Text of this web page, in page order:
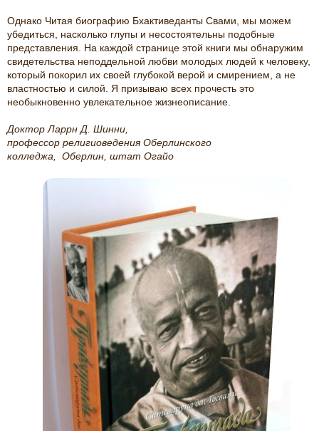
Однако Читая биографию Бхактиведанты Свами, мы можем
убедиться, насколько глупы и несостоятельны подобные
представления. На каждой странице этой книги мы обнаружим
свидетельства неподдельной любви молодых людей к человеку,
который покорил их своей глубокой верой и смирением, а не
властностью и силой. Я призываю всех прочесть это
необыкновенно увлекательное жизнеописание.
Доктор Ларрн Д. Шинни,
профессор религиоведения Оберлинского
колледжа, Оберлин, штат Огайо